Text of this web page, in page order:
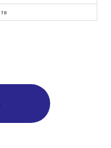
78